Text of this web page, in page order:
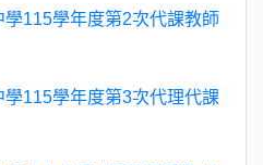
115學年度第2次代課教師
115學年度第3次代理代課